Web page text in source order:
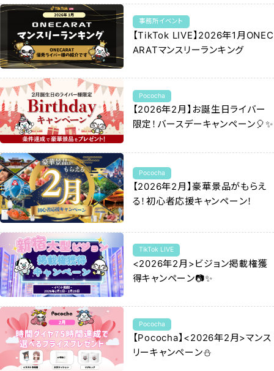
事務所イベント
【TikTok LIVE】2026年1月ONEC
ARATマンスリーランキング
Pococha
【2026年2月】お誕生日ライバー
限定！バースデーキャンペーン🎈✨
Pococha
【2026年2月】豪華景品がもらえ
る！初心者応援キャンペーン！
TikTok LIVE
<2026年2月>ビジョン掲載権獲
得キャンペーン📷✨
Pococha
【Pococha】<2026年2月>マンス
リーキャンペーン⛄️